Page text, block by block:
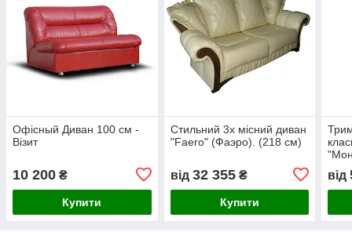
Офісный Диван 100 см -
Візит
10 200 ₴
Купити
Стильний 3х місний диван
"Faero" (Фаэро). (218 см)
від 32 355₴
Купити
від